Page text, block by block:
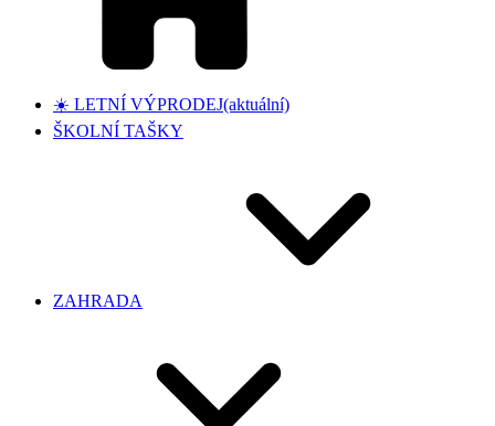
☀️ LETNÍ VÝPRODEJ(aktuální)
ŠKOLNÍ TAŠKY
ZAHRADA